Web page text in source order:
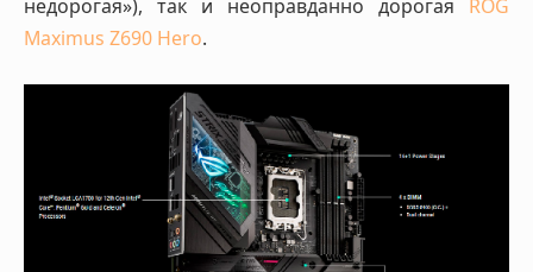
недорогая»), так и неоправданно дорогая ROG
Maximus Z690 Hero.